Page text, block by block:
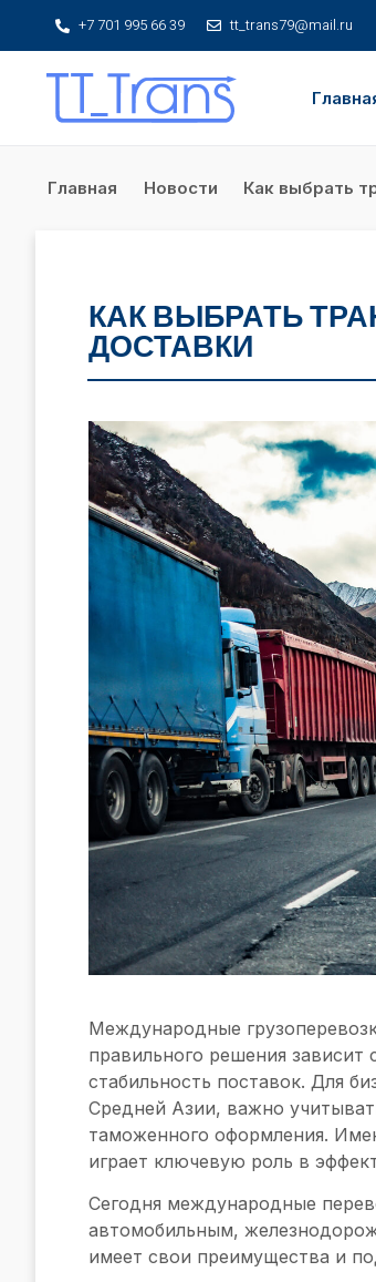
+7 701 995 66 39 tt_trans79@mail.ru
Главная Новости Как выбрать
КАК ВЫБРАТЬ
ДОСТАВКИ
Международные
правильного решения зависит
стабильность поставок. Для
Средней Азии, важно
таможенного оформления.
играет ключевую роль в
Сегодня международные
автомобильным,
имеет свои преимущества и